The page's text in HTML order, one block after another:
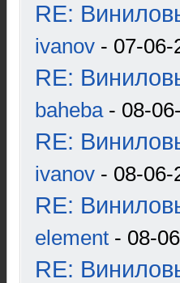
RE:
ivanov - 07-06-
RE:
baheba- 08-
RE:
ivanov - 08-06-
RE:
element - 08-
RE: